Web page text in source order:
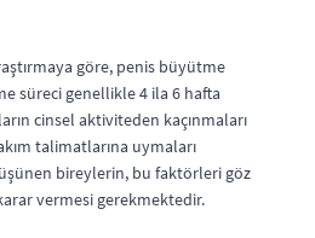
göre, penis büyütme
süreci genellikle 4 ila 6 hafta
cinsel aktiviteden kaçınmaları
talimatlarına uymaları
bireylerin, bu faktörleri göz
vermesi gerekmektedir.